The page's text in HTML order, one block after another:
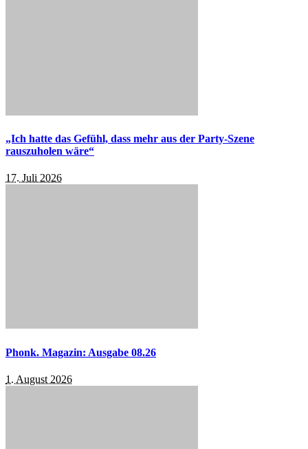
„Ich hatte das Gefühl, dass mehr aus der Party-Szene
rauszuholen wäre“
17. Juli 2026
Phonk. Magazin: Ausgabe 08.26
1. August 2026